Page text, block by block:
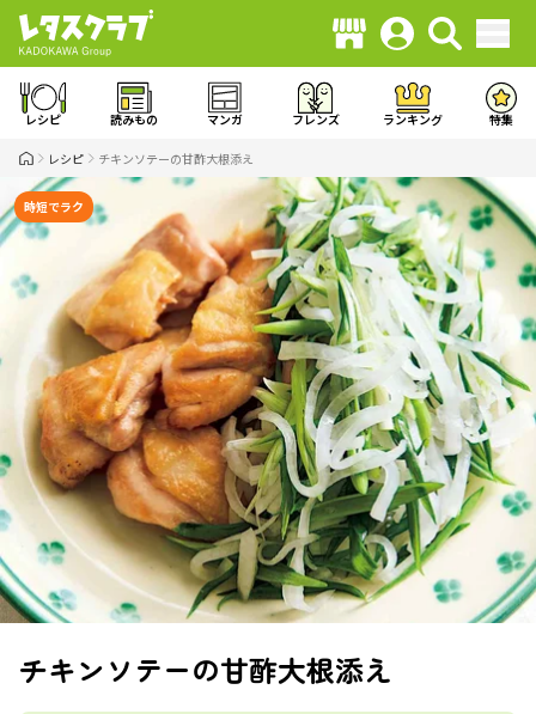
レシピ 読みもの マンガ フレンズ ランキング 特集
レシピ チキンソテーの甘酢大根添え
時短でラク
チキンソテーの甘酢大根添え